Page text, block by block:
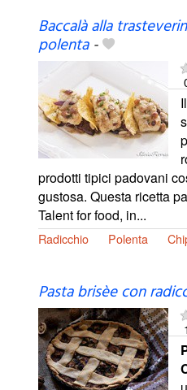
Baccalà alla
polenta-
prodotti tipici padovani
gustosa. Questa ricetta
Talent for food, in...
Radicchio Polenta
Pasta brisèe con